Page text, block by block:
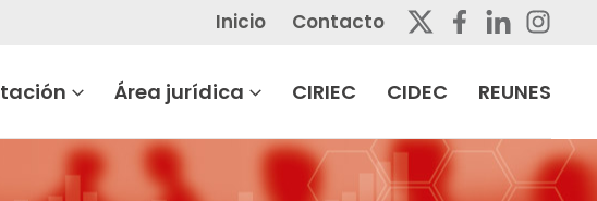
Inicio Contacto
Área jurídica CIRIEC CIDEC REUNES